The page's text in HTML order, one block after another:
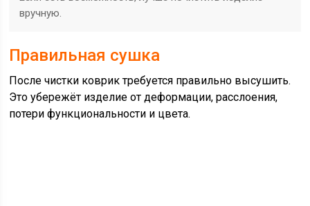
вручную.
Правильная сушка
После чистки коврик требуется правильно высушить.
Это убережёт изделие от деформации, расслоения,
потери функциональности и цвета.